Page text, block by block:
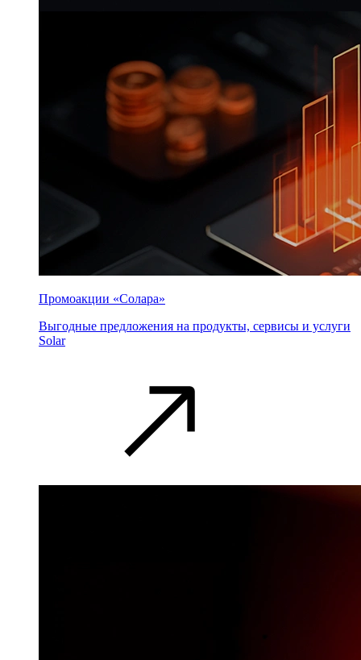
Промоакции «Солара»
Выгодные предложения на продукты, сервисы и услуги
Solar